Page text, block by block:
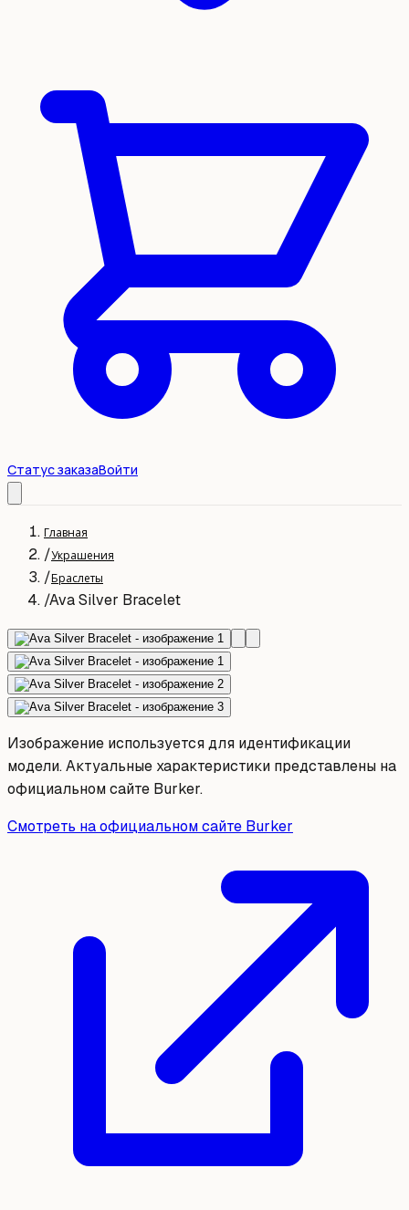
Статус заказаВойти
Главная
/Украшения
/Браслеты
/Ava Silver Bracelet
Изображение используется для идентификации
модели. Актуальные характеристики представлены на
официальном сайте Burker.
Смотреть на официальном сайте Burker